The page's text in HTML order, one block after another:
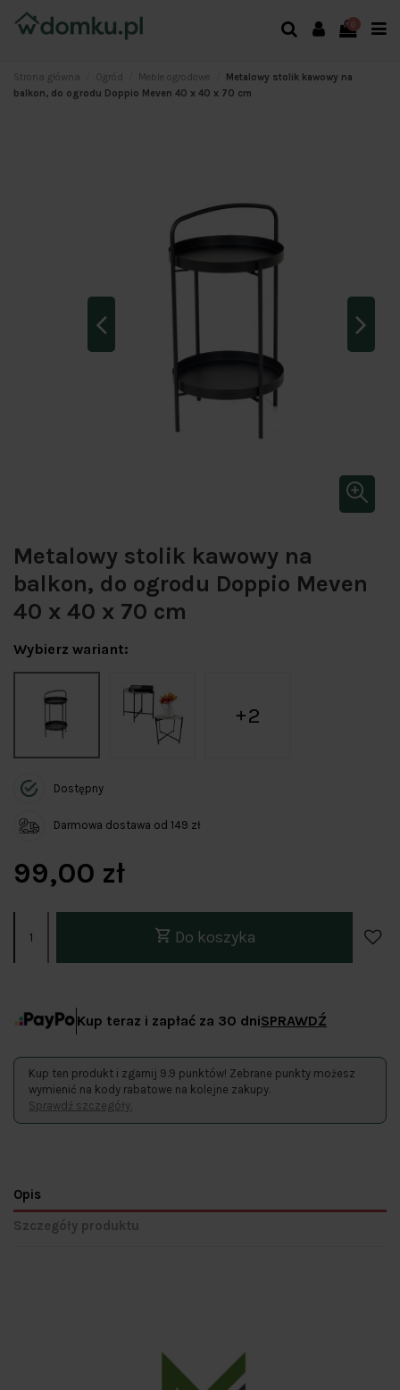
Strona główna Ogród Meble ogrodowe
Metalowy stolik kawowy na
balkon, do ogrodu Doppio Meven 40 x 40 x 70 cm
Metalowy stolik kawowy na
balkon, do ogrodu Doppio Meven
40 x 40 x 70 cm
Wybierz wariant:
2
Dostępny
Darmowa dostawa od 149 zł
99,00 zł
Do koszyka
Kup teraz i zapłać za 30 dniSPRAWDŹ
Kup ten produkt i zgarnij 9.9 punktów! Zebrane punkty możesz
wymienić na kody rabatowe na kolejne zakupy.
Sprawdź szczegóły.
Opis
Szczegóły produktu